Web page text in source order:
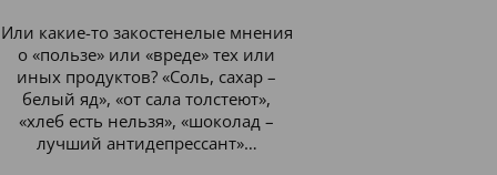
Или какие-то закостенелые мнения
о «пользе» или «вреде» тех или
иных продуктов? «Соль, сахар –
белый яд», «от сала толстеют»,
«хлеб есть нельзя», «шоколад –
лучший антидепрессант»…